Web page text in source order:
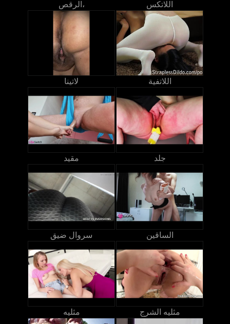
الرقص، اللاتكس
لاتينا اللاتفية
مقيد جلد
سروال ضيق الساقين
مثليه مثليه الشرج